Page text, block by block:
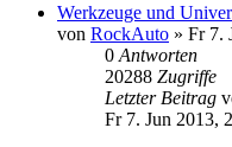
Werkzeuge und
von RockAuto » Fr 7.
0 Antworten
20288 Zugriffe
Letzter Beitrag
Fr 7. Jun 2013,